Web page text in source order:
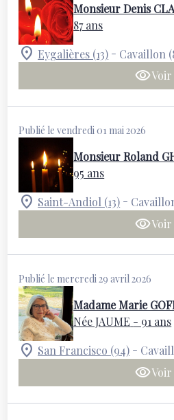
Monsieur Denis
87 ans
Eygalières (13) - Cavaillon
Voir
Publié le vendredi 01 mai 2026
Monsieur Roland
95 ans
Saint-Andiol (13) -
Voir
Publié le mercredi 29 avril 2026
Madame Marie
Née JAUME - 91 ans
San Francisco (94) -
Voir